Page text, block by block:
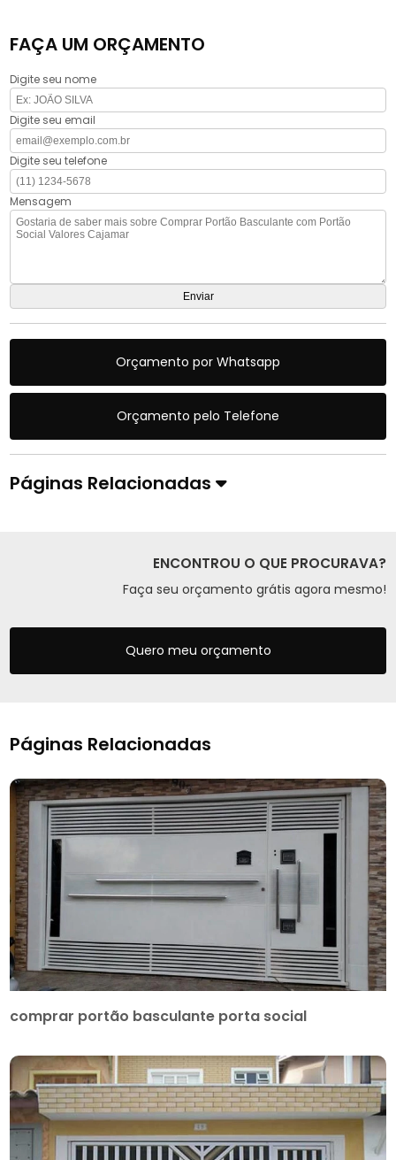
FAÇA UM ORÇAMENTO
Digite seu nome
Digite seu email
Digite seu telefone
Mensagem
Orçamento por Whatsapp
Orçamento pelo Telefone
Páginas Relacionadas
ENCONTROU O QUE PROCURAVA?
Faça seu orçamento grátis agora mesmo!
Quero meu orçamento
Páginas Relacionadas
comprar portão basculante porta social